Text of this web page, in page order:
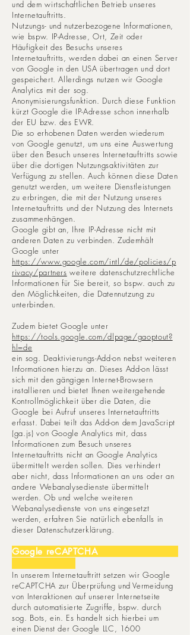
und dem wirtschaftlichen Betrieb unseres
Internetauftritts.
Nutzungs- und nutzerbezogene Informationen,
wie bspw. IP-Adresse, Ort, Zeit oder
Häufigkeit des Besuchs unseres
Internetauftritts, werden dabei an einen Server
von Google in den USA übertragen und dort
gespeichert. Allerdings nutzen wir Google
Analytics mit der sog.
Anonymisierungsfunktion. Durch diese Funktion
kürzt Google die IP-Adresse schon innerhalb
der EU bzw. des EWR.
Die so erhobenen Daten werden wiederum
von Google genutzt, um uns eine Auswertung
über den Besuch unseres Internetauftritts sowie
über die dortigen Nutzungsaktivitäten zur
Verfügung zu stellen. Auch können diese Daten
genutzt werden, um weitere Dienstleistungen
zu erbringen, die mit der Nutzung unseres
Internetauftritts und der Nutzung des Internets
zusammenhängen.
Google gibt an, Ihre IP-Adresse nicht mit
anderen Daten zu verbinden. Zudemhält
Google unter
https://www.google.com/intl/de/policies/p
rivacy/partners weitere datenschutzrechtliche
Informationen für Sie bereit, so bspw. auch zu
den Möglichkeiten, die Datennutzung zu
unterbinden.
Zudem bietet Google unter
https://tools.google.com/dlpage/gaoptout?
hl=de
ein sog. Deaktivierungs-Add-on nebst weiteren
Informationen hierzu an. Dieses Add-on lässt
sich mit den gängigen Internet-Browsern
installieren und bietet Ihnen weitergehende
Kontrollmöglichkeit über die Daten, die
Google bei Aufruf unseres Internetauftritts
erfasst. Dabei teilt das Add-on dem JavaScript
(ga.js) von Google Analytics mit, dass
Informationen zum Besuch unseres
Internetauftritts nicht an Google Analytics
übermittelt werden sollen. Dies verhindert
aber nicht, dass Informationen an uns oder an
andere Webanalysedienste übermittelt
werden. Ob und welche weiteren
Webanalysedienste von uns eingesetzt
werden, erfahren Sie natürlich ebenfalls in
dieser Datenschutzerklärung.
Google reCAPTCHA
In unserem Internetauftritt setzen wir Google
reCAPTCHA zur Überprüfung und Vermeidung
von Interaktionen auf unserer Internetseite
durch automatisierte Zugriffe, bspw. durch
sog. Bots, ein. Es handelt sich hierbei um
einen Dienst der Google LLC, 1600